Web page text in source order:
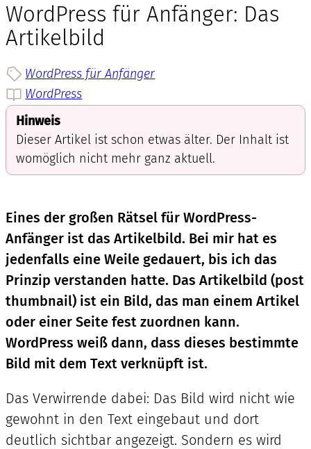
WordPress für Anfänger: Das
Artikelbild
WordPress für Anfänger
WordPress
Hinweis
Dieser Artikel ist schon etwas älter. Der Inhalt ist
womöglich nicht mehr ganz aktuell.
Eines der großen Rätsel für WordPress-
Anfänger ist das Artikelbild. Bei mir hat es
jedenfalls eine Weile gedauert, bis ich das
Prinzip verstanden hatte. Das Artikelbild (post
thumbnail) ist ein Bild, das man einem Artikel
oder einer Seite fest zuordnen kann.
WordPress weiß dann, dass dieses bestimmte
Bild mit dem Text verknüpft ist.
Das Verwirrende dabei: Das Bild wird nicht wie
gewohnt in den Text eingebaut und dort
deutlich sichtbar angezeigt. Sondern es wird